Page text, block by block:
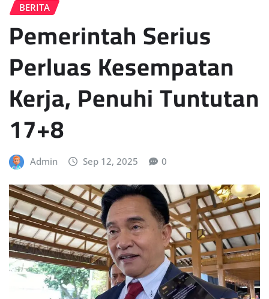
BERITA
Pemerintah Serius
Perluas Kesempatan
Kerja, Penuhi Tuntutan
17+8
Admin Sep 12, 2025 0